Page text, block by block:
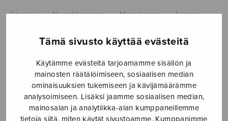
Tämä sivusto käyttää evästeitä
Käytämme evästeitä tarjoamamme sisällön ja
mainosten räätälöimiseen, sosiaalisen median
ominaisuuksien tukemiseen ja kävijämäärämme
analysoimiseen. Lisäksi jaamme sosiaalisen median,
mainosalan ja analytiikka-alan kumppaneillemme
tietoja siitä, miten käytät sivustoamme. Kumppanimme
Etusivu › Nuottikauppa › Mieskuoro › Armas